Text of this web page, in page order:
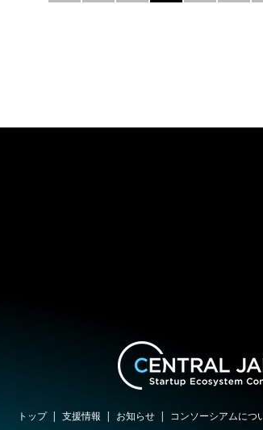
トップ 支援情報 お知らせ コンソーシアムにつ